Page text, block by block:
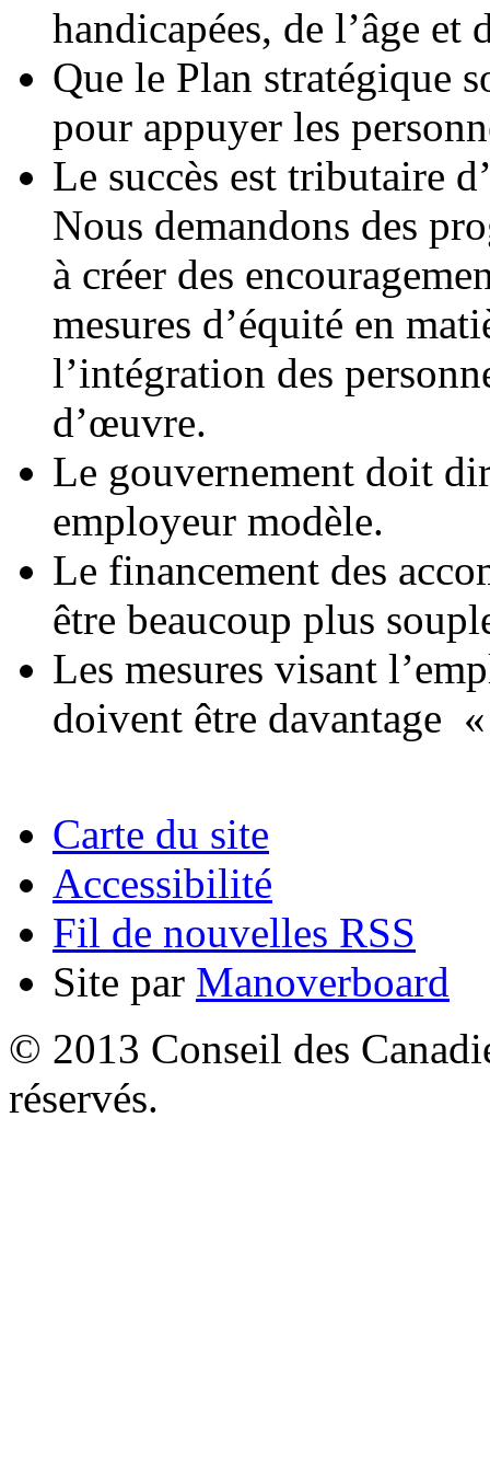
handicapées, de l’âge et
Que le Plan stratégique
pour appuyer les
Le succès est tributaire
Nous demandons des
à créer des
mesures d’équité en
l’intégration des
d’œuvre.
Le gouvernement doit
employeur modèle.
Le financement des
être beaucoup plus
Les mesures visant
doivent être davantage
Carte du site
Accessibilité
Fil de nouvelles RSS
Site par Manoverboard
© 2013 Conseil des
réservés.